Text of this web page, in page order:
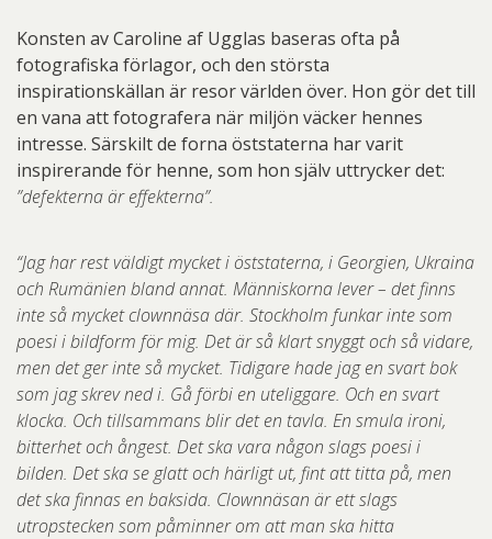
Konsten av Caroline af Ugglas baseras ofta på
fotografiska förlagor, och den största
inspirationskällan är resor världen över. Hon gör det till
en vana att fotografera när miljön väcker hennes
intresse. Särskilt de forna öststaterna har varit
inspirerande för henne, som hon själv uttrycker det:
”defekterna är effekterna”.
“Jag har rest väldigt mycket i öststaterna, i Georgien, Ukraina
och Rumänien bland annat. Människorna lever – det finns
inte så mycket clownnäsa där. Stockholm funkar inte som
poesi i bildform för mig. Det är så klart snyggt och så vidare,
men det ger inte så mycket. Tidigare hade jag en svart bok
som jag skrev ned i. Gå förbi en uteliggare. Och en svart
klocka. Och tillsammans blir det en tavla. En smula ironi,
bitterhet och ångest. Det ska vara någon slags poesi i
bilden. Det ska se glatt och härligt ut, fint att titta på, men
det ska finnas en baksida. Clownnäsan är ett slags
utropstecken som påminner om att man ska hitta